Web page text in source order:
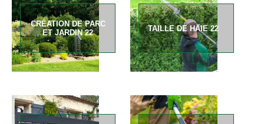
CRÉATION DE PARC
ET JARDIN 22
TAILLE DE HAIE 22